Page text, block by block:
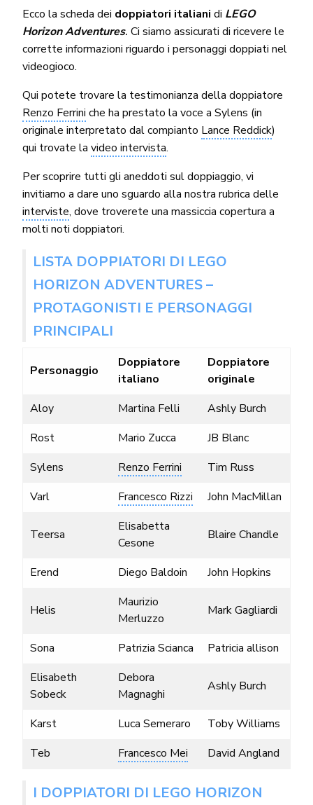
Ecco la scheda dei doppiatori italiani di LEGO
Horizon Adventures.Ci siamo assicurati di ricevere le
corrette informazioni riguardo i personaggi doppiati nel
videogioco.
Qui potete trovare la testimonianza della doppiatore
Renzo Ferrini che ha prestato la voce a Sylens (in
originale interpretato dal compianto Lance Reddick)
qui trovate lavideo intervista.
Per scoprire tutti gli aneddoti sul doppiaggio, vi
invitiamo a dare uno sguardo alla nostra rubrica delle
interviste, dove troverete una massiccia copertura a
molti noti doppiatori.
LISTA DOPPIATORI DI LEGO
HORIZON ADVENTURES –
PROTAGONISTI E PERSONAGGI
PRINCIPALI
Personaggio
Doppiatore
italiano
Doppiatore
originale
Aloy
Martina Felli
Ashly Burch
Rost
Mario Zucca
JB Blanc
Sylens
Renzo Ferrini
Tim Russ
Varl
Francesco Rizzi John MacMillan
Teersa
Elisabetta
Cesone
Blaire Chandle
Erend Diego Baldoin John Hopkins
Helis
Maurizio
Merluzzo
Mark Gagliardi
Sona Patrizia Scianca
Patricia allison
Elisabeth
Sobeck
Debora
Magnaghi
Ashly Burch
Karst Luca Semeraro
Toby Williams
Teb
Francesco Mei David Angland
I DOPPIATORI DI LEGO HORIZON